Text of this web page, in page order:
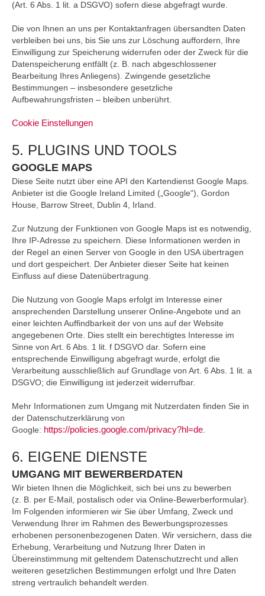
(Art. 6 Abs. 1 lit. a DSGVO) sofern diese abgefragt wurde.
Die von Ihnen an uns per Kontaktanfragen übersandten Daten
verbleiben bei uns, bis Sie uns zur Löschung auffordern, Ihre
Einwilligung zur Speicherung widerrufen oder der Zweck für die
Datenspeicherung entfällt (z. B. nach abgeschlossener
Bearbeitung Ihres Anliegens). Zwingende gesetzliche
Bestimmungen – insbesondere gesetzliche
Aufbewahrungsfristen – bleiben unberührt.
Cookie Einstellungen
5. PLUGINS UND TOOLS
GOOGLE MAPS
Diese Seite nutzt über eine API den Kartendienst Google Maps.
Anbieter ist die Google Ireland Limited („Google“), Gordon
House, Barrow Street, Dublin 4, Irland.
Zur Nutzung der Funktionen von Google Maps ist es notwendig,
Ihre IP-Adresse zu speichern. Diese Informationen werden in
der Regel an einen Server von Google in den USA übertragen
und dort gespeichert. Der Anbieter dieser Seite hat keinen
Einfluss auf diese Datenübertragung.
Die Nutzung von Google Maps erfolgt im Interesse einer
ansprechenden Darstellung unserer Online-Angebote und an
einer leichten Auffindbarkeit der von uns auf der Website
angegebenen Orte. Dies stellt ein berechtigtes Interesse im
Sinne von Art. 6 Abs. 1 lit. f DSGVO dar. Sofern eine
entsprechende Einwilligung abgefragt wurde, erfolgt die
Verarbeitung ausschließlich auf Grundlage von Art. 6 Abs. 1 lit. a
DSGVO; die Einwilligung ist jederzeit widerrufbar.
Mehr Informationen zum Umgang mit Nutzerdaten finden Sie in
der Datenschutzerklärung von
Google: https://policies.google.com/privacy?hl=de
6. EIGENE DIENSTE
UMGANG MIT BEWERBERDATEN
Wir bieten Ihnen die Möglichkeit, sich bei uns zu bewerben
(z. B. per E-Mail, postalisch oder via Online-Bewerberformular).
Im Folgenden informieren wir Sie über Umfang, Zweck und
Verwendung Ihrer im Rahmen des Bewerbungsprozesses
erhobenen personenbezogenen Daten. Wir versichern, dass die
Erhebung, Verarbeitung und Nutzung Ihrer Daten in
Übereinstimmung mit geltendem Datenschutzrecht und allen
weiteren gesetzlichen Bestimmungen erfolgt und Ihre Daten
streng vertraulich behandelt werden.